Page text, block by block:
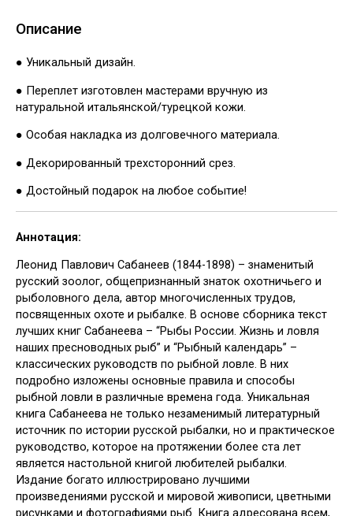
Описание
● Уникальный дизайн.
● Переплет изготовлен мастерами вручную из
натуральной итальянской/турецкой кожи.
● Особая накладка из долговечного материала.
● Декорированный трехсторонний срез.
● Достойный подарок на любое событие!
Аннотация:
Леонид Павлович Сабанеев (1844-1898) – знаменитый
русский зоолог, общепризнанный знаток охотничьего и
рыболовного дела, автор многочисленных трудов,
посвященных охоте и рыбалке. В основе сборника текст
лучших книг Сабанеева – “Рыбы России. Жизнь и ловля
наших пресноводных рыб” и “Рыбный календарь” –
классических руководств по рыбной ловле. В них
подробно изложены основные правила и способы
рыбной ловли в различные времена года. Уникальная
книга Сабанеева не только незаменимый литературный
источник по истории русской рыбалки, но и практическое
руководство, которое на протяжении более ста лет
является настольной книгой любителей рыбалки.
Издание богато иллюстрировано лучшими
произведениями русской и мировой живописи, цветными
рисунками и фотографиями рыб. Книга адресована всем,